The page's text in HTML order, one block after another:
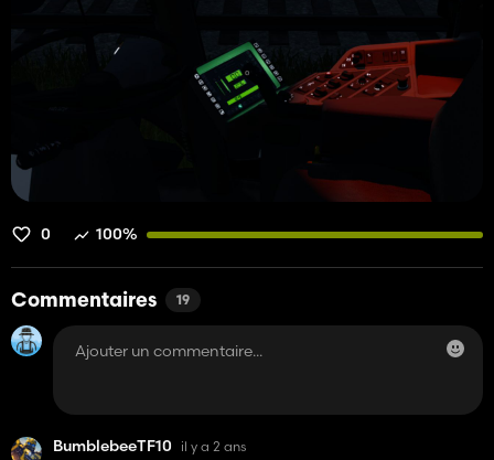
0 100%
Commentaires 19
BumblebeeTF10 il y a 2 ans